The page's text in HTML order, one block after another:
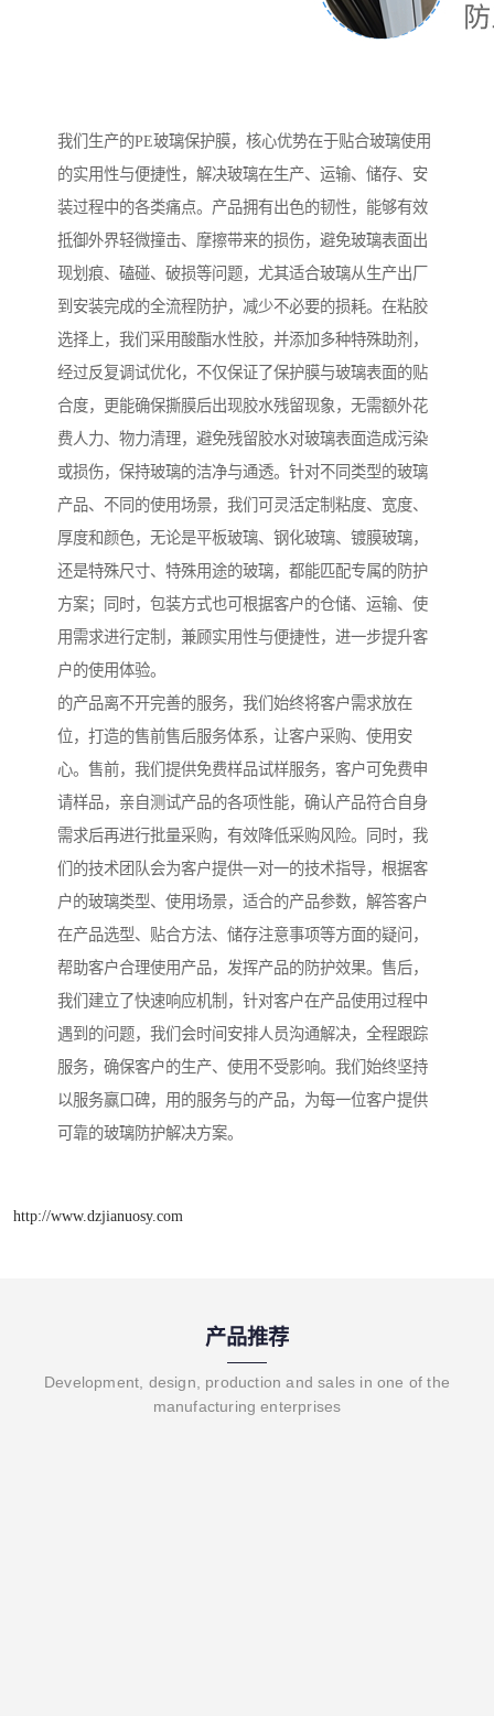
我们生产的PE玻璃保护膜，核心优势在于贴合玻璃使用
的实用性与便捷性，解决玻璃在生产、运输、储存、安
装过程中的各类痛点。产品拥有出色的韧性，能够有效
抵御外界轻微撞击、摩擦带来的损伤，避免玻璃表面出
现划痕、磕碰、破损等问题，尤其适合玻璃从生产出厂
到安装完成的全流程防护，减少不必要的损耗。在粘胶
选择上，我们采用酸酯水性胶，并添加多种特殊助剂，
经过反复调试优化，不仅保证了保护膜与玻璃表面的贴
合度，更能确保撕膜后出现胶水残留现象，无需额外花
费人力、物力清理，避免残留胶水对玻璃表面造成污染
或损伤，保持玻璃的洁净与通透。针对不同类型的玻璃
产品、不同的使用场景，我们可灵活定制粘度、宽度、
厚度和颜色，无论是平板玻璃、钢化玻璃、镀膜玻璃，
还是特殊尺寸、特殊用途的玻璃，都能匹配专属的防护
方案；同时，包装方式也可根据客户的仓储、运输、使
用需求进行定制，兼顾实用性与便捷性，进一步提升客
户的使用体验。
的产品离不开完善的服务，我们始终将客户需求放在
位，打造的售前售后服务体系，让客户采购、使用安
心。售前，我们提供免费样品试样服务，客户可免费申
请样品，亲自测试产品的各项性能，确认产品符合自身
需求后再进行批量采购，有效降低采购风险。同时，我
们的技术团队会为客户提供一对一的技术指导，根据客
户的玻璃类型、使用场景，适合的产品参数，解答客户
在产品选型、贴合方法、储存注意事项等方面的疑问，
帮助客户合理使用产品，发挥产品的防护效果。售后，
我们建立了快速响应机制，针对客户在产品使用过程中
遇到的问题，我们会时间安排人员沟通解决，全程跟踪
服务，确保客户的生产、使用不受影响。我们始终坚持
以服务赢口碑，用的服务与的产品，为每一位客户提供
可靠的玻璃防护解决方案。
http://www.dzjianuosy.com
产品推荐
Development, design, production and sales in one of the
manufacturing enterprises